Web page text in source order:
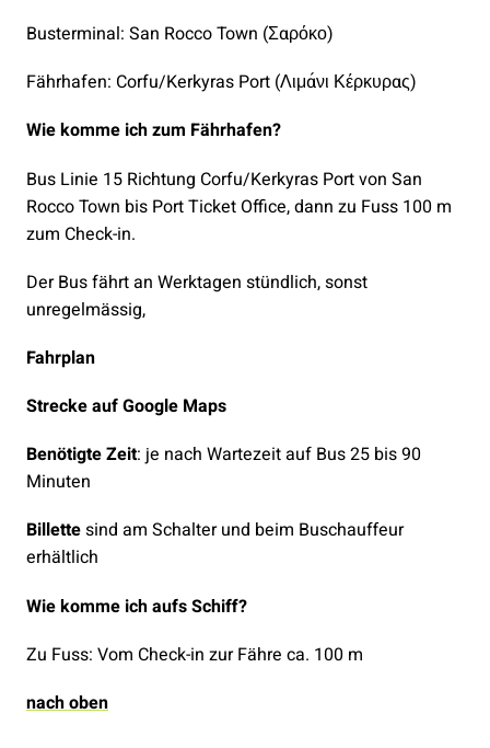
Busterminal: San Rocco Town (Σαρόκο)
Fährhafen: Corfu/Kerkyras Port (Λιμάνι Κέρκυρας)
Wie komme ich zum Fährhafen?
Bus Linie 15 Richtung Corfu/Kerkyras Port von San
Rocco Town bis Port Ticket Office, dann zu Fuss 100 m
zum Check-in.
Der Bus fährt an Werktagen stündlich, sonst
unregelmässig,
Fahrplan
Strecke auf Google Maps
Benötigte Zeit: je nach Wartezeit auf Bus 25 bis 90
Minuten
Billettesind am Schalter und beim Buschauffeur
erhältlich
Wie komme ich aufs Schiff?
Zu Fuss: Vom Check-in zur Fähre ca. 100 m
nach oben